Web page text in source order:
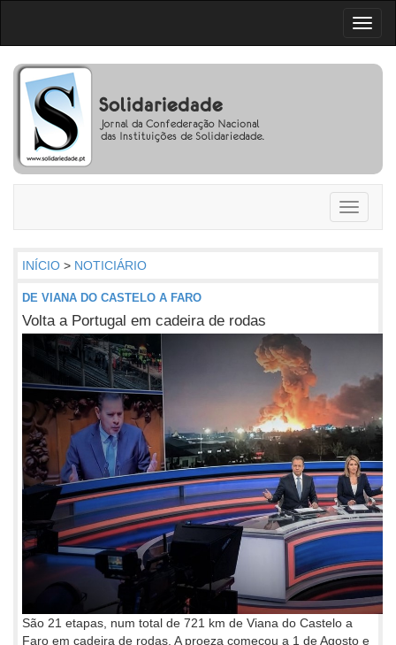
Toggle
INÍCIO > NOTICIÁRIO
DE VIANA DO CASTELO A FARO
Volta a Portugal em cadeira de rodas
São 21 etapas, num total de 721 km de Viana do Castelo a
Faro em cadeira de rodas. A proeza começou a 1 de Agosto e